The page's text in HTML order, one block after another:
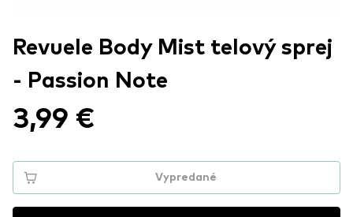
Revuele Body Mist telový sprej
- Passion Note
3,99 €
Vypredané